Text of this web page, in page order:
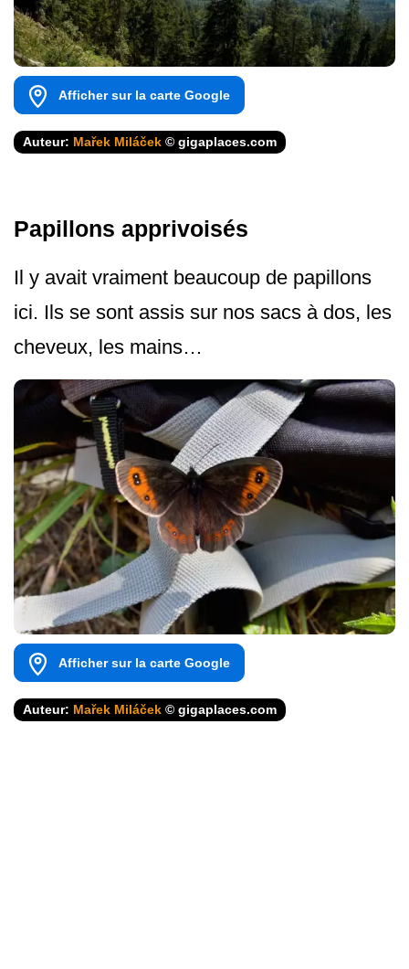
Afficher sur la carte Google
Auteur: Mařek Miláček © gigaplaces.com
Papillons apprivoisés
Il y avait vraiment beaucoup de papillons
ici. Ils se sont assis sur nos sacs à dos, les
cheveux, les mains…
Afficher sur la carte Google
Auteur: Mařek Miláček © gigaplaces.com